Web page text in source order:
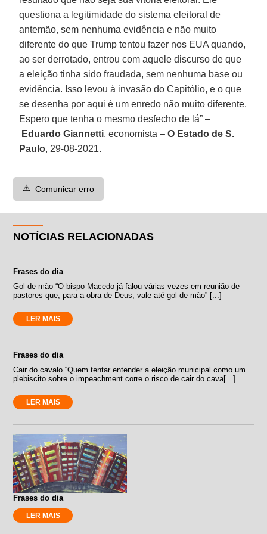
questiona a legitimidade do sistema eleitoral de
antemão, sem nenhuma evidência e não muito
diferente do que Trump tentou fazer nos EUA quando,
ao ser derrotado, entrou com aquele discurso de que
a eleição tinha sido fraudada, sem nenhuma base ou
evidência. Isso levou à invasão do Capitólio, e o que
se desenha por aqui é um enredo não muito diferente.
Espero que tenha o mesmo desfecho de lá” –
Eduardo Giannetti, economista –O Estado de S.
Paulo, 29-08-2021.
⚠️ Comunicar erro
NOTÍCIAS RELACIONADAS
Frases do dia
Gol de mão “O bispo Macedo já falou várias vezes em reunião de
pastores que, para a obra de Deus, vale até gol de mão” [...]
LER MAIS
Frases do dia
Cair do cavalo “Quem tentar entender a eleição municipal como um
plebiscito sobre o impeachment corre o risco de cair do cava[...]
LER MAIS
Frases do dia
LER MAIS